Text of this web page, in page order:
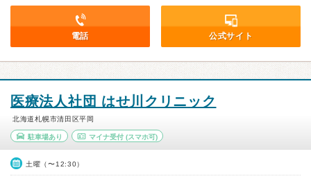
電話 公式サイト
医療法人社団 はせ川クリニック
北海道札幌市清田区平岡
駐車場あり マイナ受付(スマホ可)
土曜（〜12:30）